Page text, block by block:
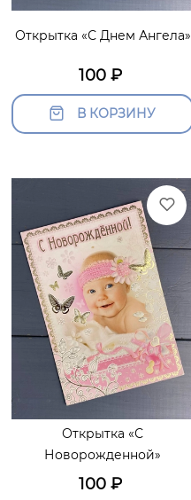
Открытка «С Днем Ангела»
100 ₽
В КОРЗИНУ
Открытка «С
Новорожденной»
100 ₽